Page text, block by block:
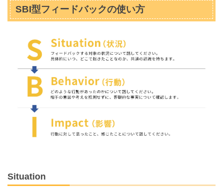
SBI型フィードバックの使い方
Situation